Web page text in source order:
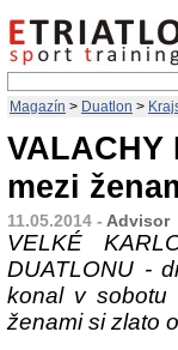
Magazín > Duatlon >
VALACHY
mezi
11.05.2014 - Advisor
VELKÉ
DUATLONU -
konal v sobotu
ženami si zlato